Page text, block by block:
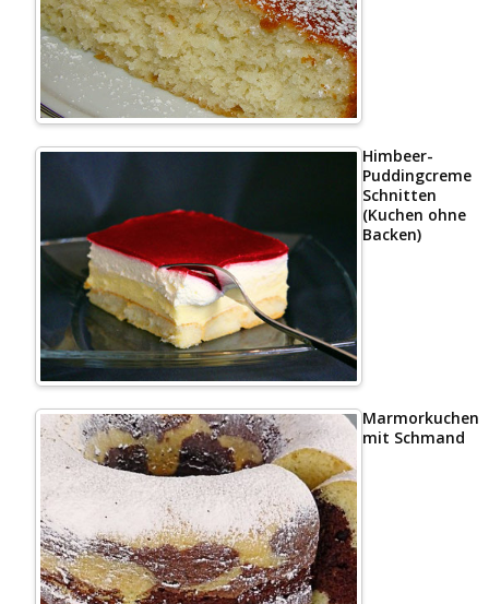
Himbeer-
Puddingcreme
Schnitten
(Kuchen ohne
Backen)
Marmorkuchen
mit Schmand